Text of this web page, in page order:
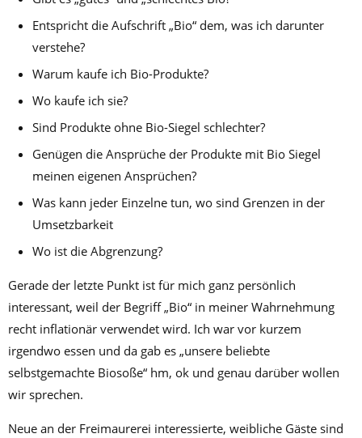
Entspricht die Aufschrift „Bio“ dem, was ich darunter
verstehe?
Warum kaufe ich Bio-Produkte?
Wo kaufe ich sie?
Sind Produkte ohne Bio-Siegel schlechter?
Genügen die Ansprüche der Produkte mit Bio Siegel
meinen eigenen Ansprüchen?
Was kann jeder Einzelne tun, wo sind Grenzen in der
Umsetzbarkeit
Wo ist die Abgrenzung?
Gerade der letzte Punkt ist für mich ganz persönlich
interessant, weil der Begriff „Bio“ in meiner Wahrnehmung
recht inflationär verwendet wird. Ich war vor kurzem
irgendwo essen und da gab es „unsere beliebte
selbstgemachte Biosoße“ hm, ok und genau darüber wollen
wir sprechen.
Neue an der Freimaurerei interessierte, weibliche Gäste sind